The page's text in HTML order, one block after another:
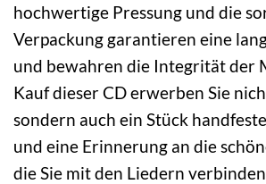
hochwertige Pressung und die
Verpackung garantieren eine
und bewahren die Integrität der
Kauf dieser CD erwerben Sie
sondern auch ein Stück
und eine Erinnerung an die
die Sie mit den Liedern